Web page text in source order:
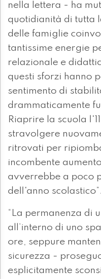
nella lettera - ha
quotidianità di tutta
delle famiglie
tantissime energie
relazionale e
questi sforzi hanno
sentimento di
drammaticamente
Riaprire la scuola
stravolgere
ritrovati per
incombente
avverrebbe a poco
dell'anno scolastico”.
“La permanenza di
all’interno di uno
ore, seppure
sicurezza -
esplicitamente